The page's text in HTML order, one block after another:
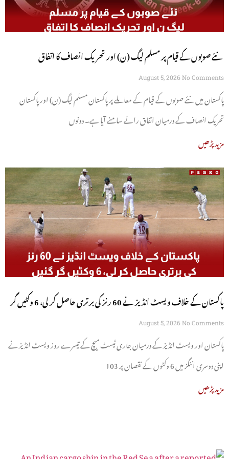
نئے صوبوں کے قیام پر مسلم لیگ (ن) اور تحریک انصاف کا اتفاق
August 5, 2026 No Comments
پاکستان میں نئے صوبوں کے قیام کے معاملے پر پاکستان مسلم لیگ (ن) اور پاکستان
تحریک انصاف کے درمیان اتفاق رائے سامنے آیا ہے۔ دونوں
مزید پڑھیں
پاکستان کے خلاف ویسٹ انڈیز نے 60 رنز کی برتری حاصل کر لی، 6 وکٹیں گر
گئیں
August 5, 2026 No Comments
پاکستان اور ویسٹ انڈیز کے درمیان جاری ٹیسٹ میچ کے تیسرے روز ویسٹ انڈیز نے
اپنی دوسری اننگز میں 6 وکٹوں کے نقصان پر 103
مزید پڑھیں